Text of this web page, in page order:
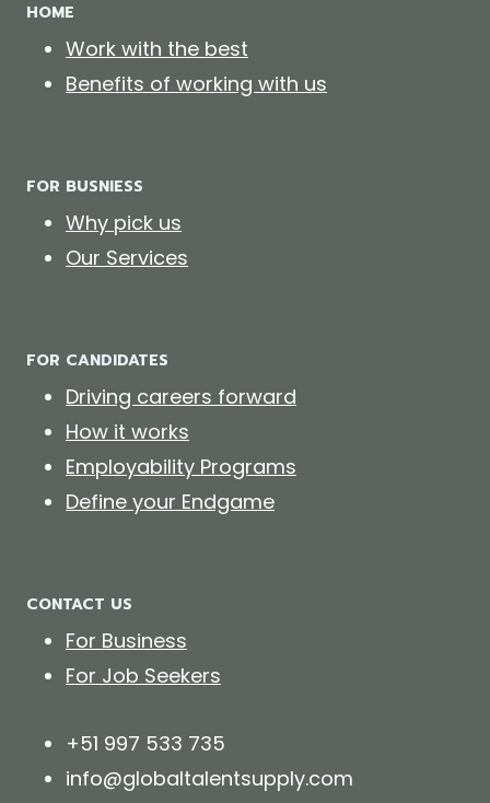
HOME
Work with the best
Benefits of working with us
FOR BUSNIESS
Why pick us
Our Services
FOR CANDIDATES
Driving careers forward
How it works
Employability Programs
Define your Endgame
CONTACT US
For Business
For Job Seekers
+51 997 533 735
info@globaltalentsupply.com